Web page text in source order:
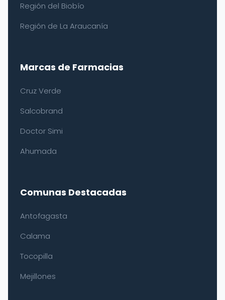
Región del Biobío
Región de La Araucanía
Marcas de Farmacias
Cruz Verde
Salcobrand
Doctor Simi
Ahumada
Comunas Destacadas
Antofagasta
Calama
Tocopilla
Mejillones